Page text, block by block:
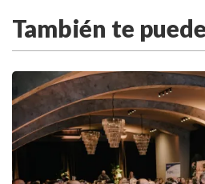
También te